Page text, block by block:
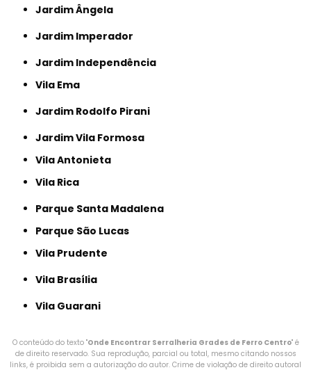
Jardim Ângela
Jardim Imperador
Jardim Independência
Vila Ema
Jardim Rodolfo Pirani
Jardim Vila Formosa
Vila Antonieta
Vila Rica
Parque Santa Madalena
Parque São Lucas
Vila Prudente
Vila Brasília
Vila Guarani
O conteúdo do texto "Onde Encontrar Serralheria Grades de Ferro Centro" é
de direito reservado. Sua reprodução, parcial ou total, mesmo citando nossos
links, é proibida sem a autorização do autor. Crime de violação de direito autoral